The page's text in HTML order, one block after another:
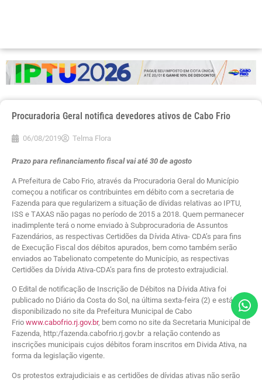
Procuradoria Geral notifica devedores ativos de Cabo Frio
06/08/2019 Telma Flora
Prazo para refinanciamento fiscal vai até 30 de agosto
A Prefeitura de Cabo Frio, através da Procuradoria Geral do Município
começou a notificar os contribuintes em débito com a secretaria de
Fazenda para que regularizem a situação de dívidas relativas ao IPTU,
ISS e TAXAS não pagas no período de 2015 a 2018. Quem permanecer
inadimplente terá o nome enviado à Subprocuradoria de Assuntos
Fazendários, as respectivas Certidões da Dívida Ativa- CDA’s para fins
de Execução Fiscal dos débitos apurados, bem como também serão
enviados ao Tabelionato competente do Município, as respectivas
Certidões da Dívida Ativa-CDA’s para fins de protesto extrajudicial.
O Edital de notificação de Inscrição de Débitos na Dívida Ativa foi
publicado no Diário da Costa do Sol, na última sexta-feira (2) e está
disponibilizado no site da Prefeitura Municipal de Cabo
Frio www.cabofrio.rj.gov.br, bem como no site da Secretaria Municipal de
Fazenda, http:/fazenda.cabofrio.rj.gov.br a relação contendo as
inscrições municipais cujos débitos foram inscritos em Divida Ativa, na
forma da legislação vigente.
Os protestos extrajudiciais e as certidões de dívidas ativas não serão